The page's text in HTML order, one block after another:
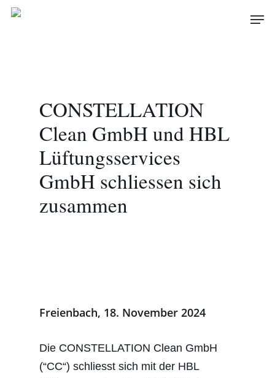
Skip
CONSTELLATION
Clean GmbH und HBL
Lüftungsservices
GmbH schliessen sich
zusammen
Freienbach, 18. November 2024
Die CONSTELLATION Clean GmbH
(“CC“) schliesst sich mit der HBL